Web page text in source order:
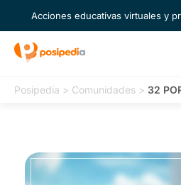
Acciones educativas virtuales y
Posipedia > Comunidades > 32